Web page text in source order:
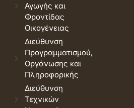
Αγωγής και
Φροντίδας
Οικογένειας
Διεύθυνση
Προγραμματισμού,
Οργάνωσης και
Πληροφορικής
Διεύθυνση
Τεχνικών